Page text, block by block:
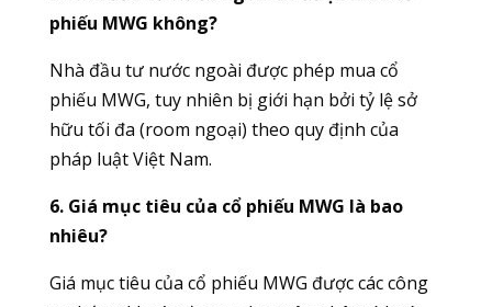
phiếu MWG không?
Nhà đầu tư nước ngoài được phép mua cổ
phiếu MWG, tuy nhiên bị giới hạn bởi tỷ lệ sở
hữu tối đa (room ngoại) theo quy định của
pháp luật Việt Nam.
6. Giá mục tiêu của cổ phiếu MWG là bao
nhiêu?
Giá mục tiêu của cổ phiếu MWG được các công